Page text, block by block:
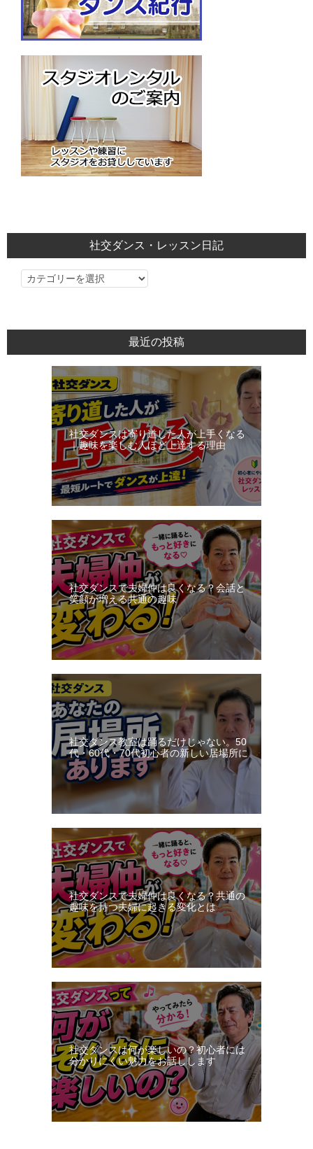
社交ダンス・レッスン日記
社
ン
最近の投稿
社交ダンスは寄り道した人が上手くなる
｜趣味を楽しむ人ほど上達する理由
社交ダンスで夫婦仲は良くなる？会話と
笑顔が増える共通の趣味
社交ダンス教室は踊るだけじゃない。50
代・60代・70代初心者の新しい居場所に
社交ダンスで夫婦仲は良くなる？共通の
趣味を持つ夫婦に起きる変化とは
社交ダンスは何が楽しいの？初心者には
分かりにくい魅力をお話しします